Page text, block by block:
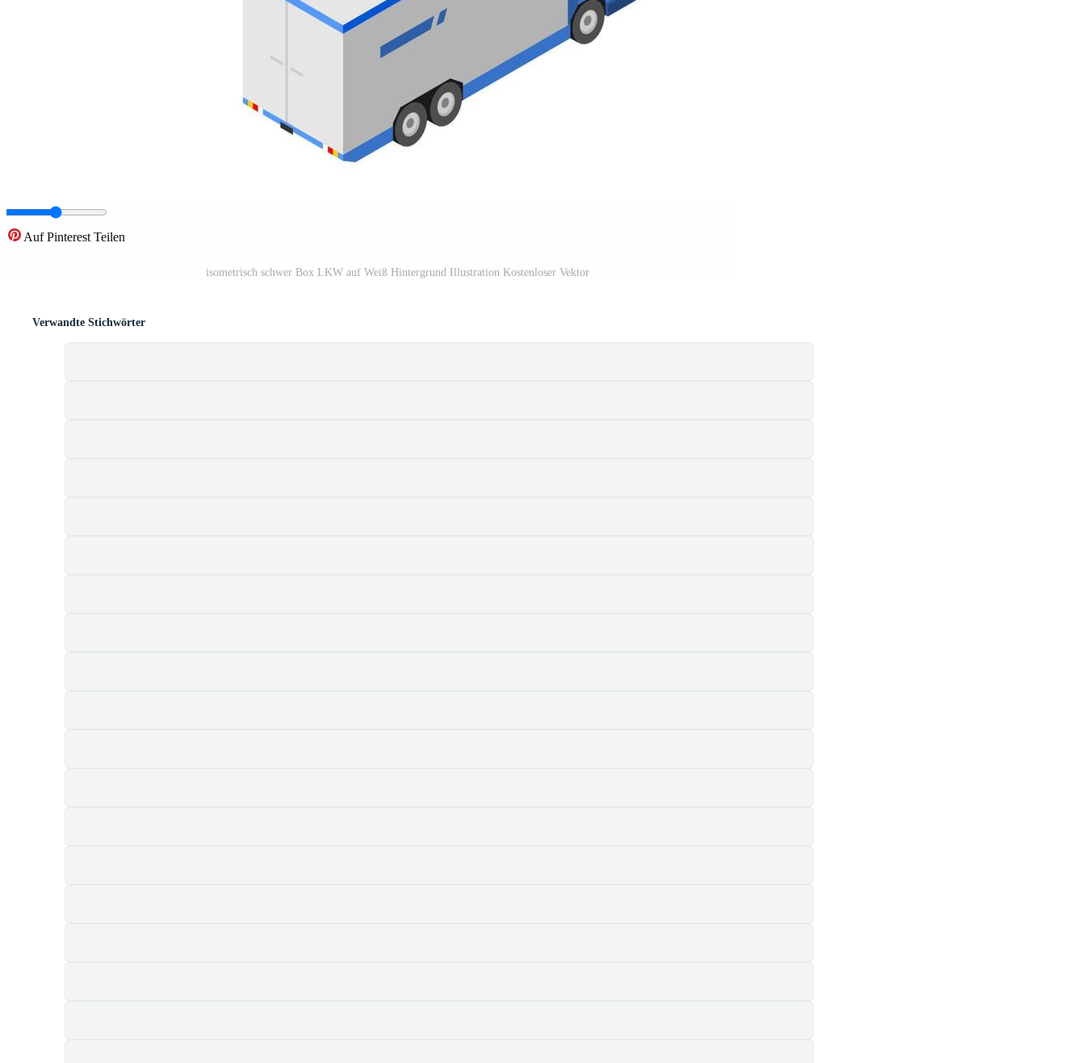
Auf Pinterest Teilen
isometrisch schwer Box LKW auf Weiß Hintergrund Illustration Kostenloser Vektor
Verwandte Stichwörter